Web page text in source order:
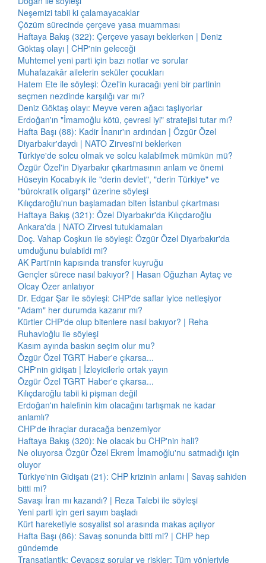
Neşemizi tabii ki çalamayacaklar
Çözüm sürecinde çerçeve yasa muamması
Haftaya Bakış (322): Çerçeve yasayı beklerken | Deniz
Göktaş olayı | CHP'nin geleceği
Muhtemel yeni parti için bazı notlar ve sorular
Muhafazakâr ailelerin seküler çocukları
Hatem Ete ile söyleşi: Özel'in kuracağı yeni bir partinin
seçmen nezdinde karşılığı var mı?
Deniz Göktaş olayı: Meyve veren ağacı taşlıyorlar
Erdoğan'ın "İmamoğlu kötü, çevresi iyi" stratejisi tutar mı?
Hafta Başı (88): Kadir İnanır'ın ardından | Özgür Özel
Diyarbakır'daydı | NATO Zirvesi'ni beklerken
Türkiye'de solcu olmak ve solcu kalabilmek mümkün mü?
Özgür Özel'in Diyarbakır çıkartmasının anlam ve önemi
Hüseyin Kocabıyık ile "derin devlet", "derin Türkiye" ve
"bürokratik oligarşi" üzerine söyleşi
Kılıçdaroğlu'nun başlamadan biten İstanbul çıkartması
Haftaya Bakış (321): Özel Diyarbakır'da Kılıçdaroğlu
Ankara'da | NATO Zirvesi tutuklamaları
Doç. Vahap Coşkun ile söyleşi: Özgür Özel Diyarbakır'da
umduğunu bulabildi mi?
AK Parti'nin kapısında transfer kuyruğu
Gençler sürece nasıl bakıyor? | Hasan Oğuzhan Aytaç ve
Olcay Özer anlatıyor
Dr. Edgar Şar ile söyleşi: CHP'de saflar iyice netleşiyor
"Adam" her durumda kazanır mı?
Kürtler CHP'de olup bitenlere nasıl bakıyor? | Reha
Ruhavioğlu ile söyleşi
Kasım ayında baskın seçim olur mu?
Özgür Özel TGRT Haber'e çıkarsa...
CHP'nin gidişatı | İzleyicilerle ortak yayın
Özgür Özel TGRT Haber'e çıkarsa...
Kılıçdaroğlu tabii ki pişman değil
Erdoğan'ın halefinin kim olacağını tartışmak ne kadar
anlamlı?
CHP'de ihraçlar duracağa benzemiyor
Haftaya Bakış (320): Ne olacak bu CHP'nin hali?
Ne oluyorsa Özgür Özel Ekrem İmamoğlu'nu satmadığı için
oluyor
Türkiye'nin Gidişatı (21): CHP krizinin anlamı | Savaş sahiden
bitti mi?
Savaşı İran mı kazandı? | Reza Talebi ile söyleşi
Yeni parti için geri sayım başladı
Kürt hareketiyle sosyalist sol arasında makas açılıyor
Hafta Başı (86): Savaş sonunda bitti mi? | CHP hep
gündemde
Transatlantik: Cevapsız sorular ve riskler: Tüm yönleriyle